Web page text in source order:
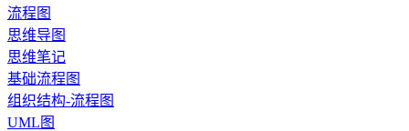
流程图
思维导图
思维笔记
基础流程图
组织结构-流程图
UML图